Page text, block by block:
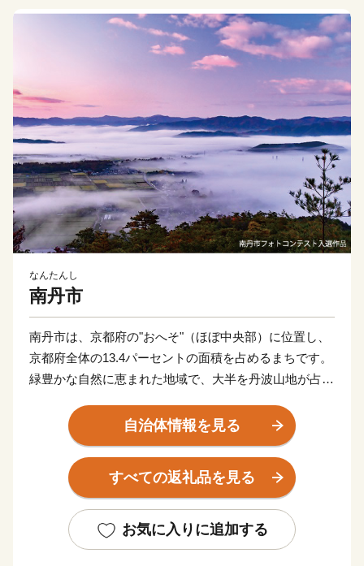
なんたんし
南丹市
南丹市は、京都府の"おへそ"（ほぼ中央部）に位置し、
京都府全体の13.4パーセントの面積を占めるまちです。
緑豊かな自然に恵まれた地域で、大半を丹波山地が占め
ぶきの里」は日本の原風景に出会える場所として人気
で、かやぶき民家が立ち並ぶ地域は国の重要伝統的建造
物群保存地区に選定されており、新緑や雪など四季折々
に変化する景観で訪れる人々を癒してくれます。京都の
生産しているほか、木工や焼き物等の工芸作家が拠点を
構える「ものづくり」のまち、南丹市。ふるさと納税を
自治体情報を見る
すべての返礼品を見る
お気に入りに追加する